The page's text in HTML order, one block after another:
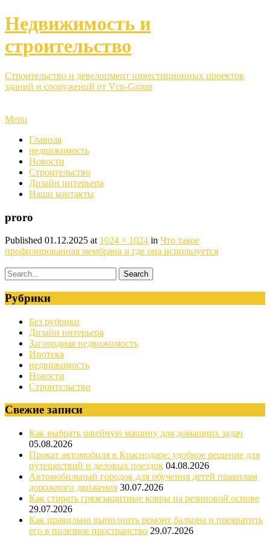
Недвижимость и
строительство
Строительство и девелопмент инвестиционных проектов
зданий и сооружений от Vcp-Group
Menu
Главная
недвижимость
Новости
Строительство
Дизайн интерьера
Наши контакты
proro
Published 01.12.2025 at 1024 × 1024 in Что такое
профилированная мембрана и где она используется
Рубрики
Без рубрики
Дизайн интерьера
Загородная недвижимость
Ипотека
недвижимость
Новости
Строительство
Свежие записи
Как выбрать швейную машину для домашних задач
05.08.2026
Прокат автомобиля в Краснодаре: удобное решение для
путешествий и деловых поездок 04.08.2026
Автомобильный городок для обучения детей правилам
дорожного движения 30.07.2026
Как стирать грязезащитные ковры на резиновой основе
29.07.2026
Как правильно выполнить ремонт балкона и превратить
его в полезное пространство 29.07.2026